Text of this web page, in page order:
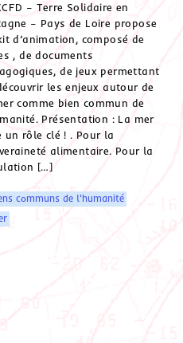
– Terre Solidaire en
– Pays de Loire propose
d’animation, composé de
, de documents
de jeux permettant
les enjeux autour de
comme bien commun de
Présentation : La mer
un rôle clé ! . Pour la
alimentaire. Pour la
[…]
communs de l'humanité